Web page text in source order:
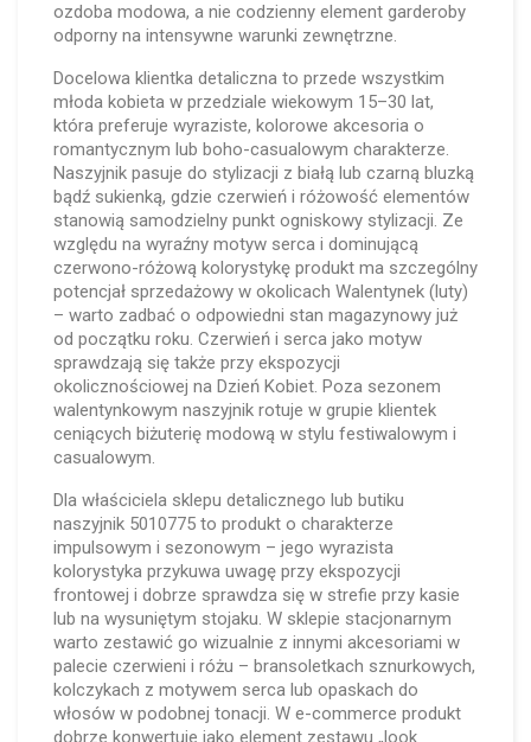
ozdoba modowa, a nie codzienny element garderoby
odporny na intensywne warunki zewnętrzne.
Docelowa klientka detaliczna to przede wszystkim
młoda kobieta w przedziale wiekowym 15–30 lat,
która preferuje wyraziste, kolorowe akcesoria o
romantycznym lub boho-casualowym charakterze.
Naszyjnik pasuje do stylizacji z białą lub czarną bluzką
bądź sukienką, gdzie czerwień i różowość elementów
stanowią samodzielny punkt ogniskowy stylizacji. Ze
względu na wyraźny motyw serca i dominującą
czerwono-różową kolorystykę produkt ma szczególny
potencjał sprzedażowy w okolicach Walentynek (luty)
– warto zadbać o odpowiedni stan magazynowy już
od początku roku. Czerwień i serca jako motyw
sprawdzają się także przy ekspozycji
okolicznościowej na Dzień Kobiet. Poza sezonem
walentynkowym naszyjnik rotuje w grupie klientek
ceniących biżuterię modową w stylu festiwalowym i
casualowym.
Dla właściciela sklepu detalicznego lub butiku
naszyjnik 5010775 to produkt o charakterze
impulsowym i sezonowym – jego wyrazista
kolorystyka przykuwa uwagę przy ekspozycji
frontowej i dobrze sprawdza się w strefie przy kasie
lub na wysuniętym stojaku. W sklepie stacjonarnym
warto zestawić go wizualnie z innymi akcesoriami w
palecie czerwieni i różu – bransoletkach sznurkowych,
kolczykach z motywem serca lub opaskach do
włosów w podobnej tonacji. W e-commerce produkt
dobrze konwertuje jako element zestawu „look